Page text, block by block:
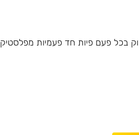
בכל פעם פיות חד פעמיות מפלסטיק